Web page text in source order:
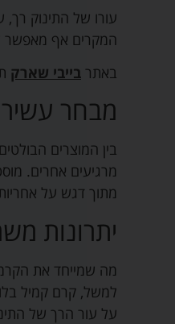
עורו של התינוק רך,
המקרים אף מאפשר
באתר בייבי שארק
מבחר עשיר
בין המוצרים
מרגיעים אחרים.
מתוך דגש על
יתרונות
למשל, קרם קמיל
על עור הרך של